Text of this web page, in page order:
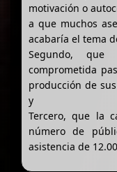
motivación o
a que muchos
acabaría el tema
Segundo,
comprometida
producción de
y
Tercero, que la
número de
asistencia de